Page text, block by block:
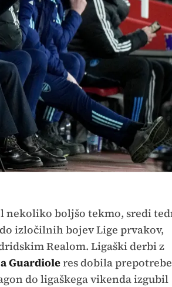
nekoliko boljšo tekmo, sredi
izločilnih bojev Lige prvakov,
Realom. Ligaški derbi z
Guardioleres dobila
do ligaškega vikenda izgubil